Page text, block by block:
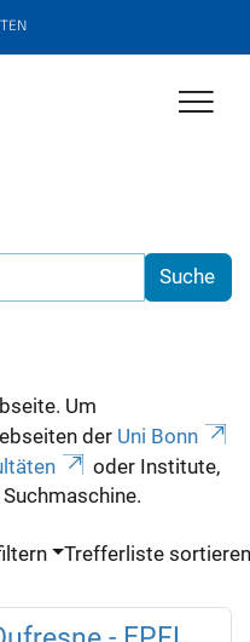
Um
der Uni Bonn
oder Institute,
Trefferliste